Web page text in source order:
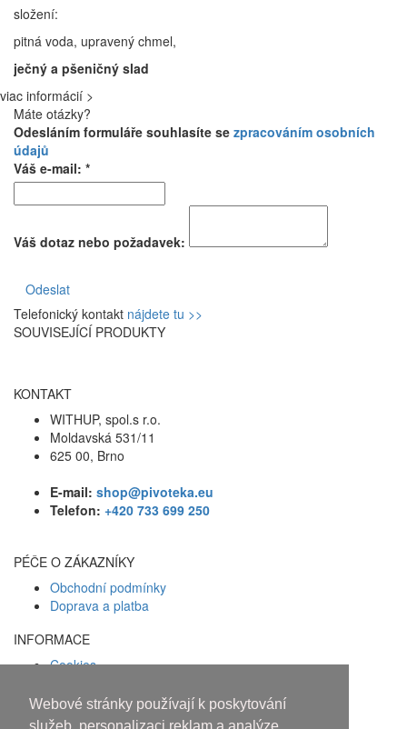
Webové stránky používají k poskytování
složení:
pitná voda, upravený chmel,
ječný a pšeničný slad
viac informácií >
Máte otázky?
Odesláním formuláře souhlasíte se zpracováním osobních
údajů
Váš e-mail: *
Váš dotaz nebo požadavek:
Odeslat
Telefonický kontakt nájdete tu >>
SOUVISEJÍCÍ PRODUKTY
KONTAKT
WITHUP, spol.s r.o.
Moldavská 531/11
625 00, Brno
E-mail: shop@pivoteka.eu
Telefon: +420 733 699 250
PÉČE O ZÁKAZNÍKY
Obchodní podmínky
Doprava a platba
INFORMACE
Cookies
Facebook